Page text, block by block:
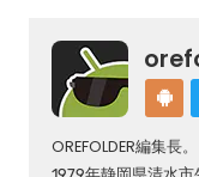
OREFOLDER編集長。